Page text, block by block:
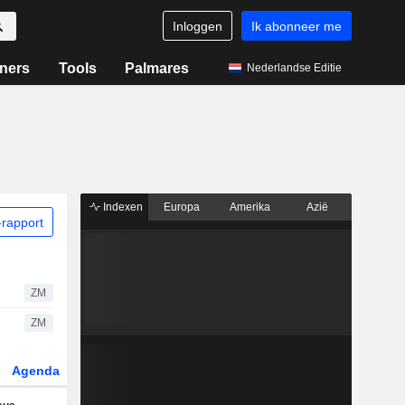
Inloggen Ik abonneer me
Tools Palmares Nederlandse Editie
ZM
ZM
Agenda
Indexen Europa Amerika Azië